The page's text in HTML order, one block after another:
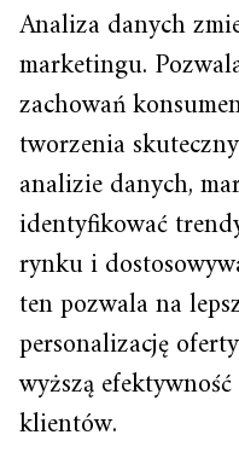
Analiza danych
marketingu.
zachowań
tworzenia
analizie danych,
identyfikować
rynku i
ten pozwala na
personalizację
wyższą
klientów.